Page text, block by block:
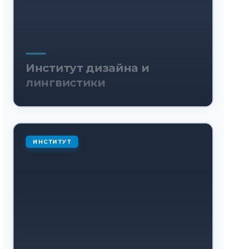
Институт дизайна и
лингвистики
ИНСТИТУТ